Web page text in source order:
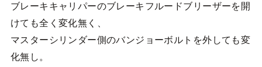
ブレーキキャリパーのブレーキフルードブリーザーを開
けても全く変化無く、
マスターシリンダー側のバンジョーボルトを外しても変
化無し。